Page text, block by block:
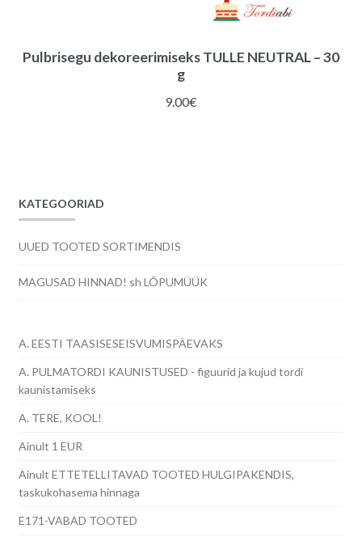
Pulbrisegu dekoreerimiseks TULLE NEUTRAL – 30
g
9.00€
KATEGOORIAD
UUED TOOTED SORTIMENDIS
MAGUSAD HINNAD! sh LÕPUMÜÜK
A. EESTI TAASISESEISVUMISPÄEVAKS
A. PULMATORDI KAUNISTUSED - figuurid ja kujud tordi
kaunistamiseks
A. TERE, KOOL!
Ainult 1 EUR
Ainult ETTETELLITAVAD TOOTED HULGIPAKENDIS,
taskukohasema hinnaga
E171-VABAD TOOTED